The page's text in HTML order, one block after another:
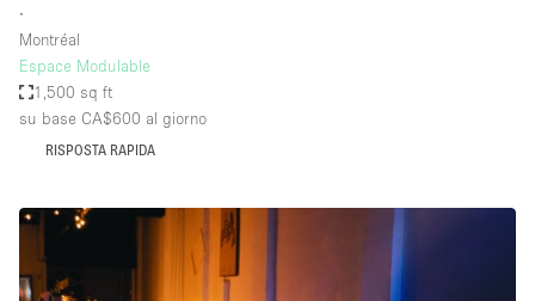
∙
Montréal
Espace Modulable
1,500 sq ft
su base CA$600 al giorno
RISPOSTA RAPIDA